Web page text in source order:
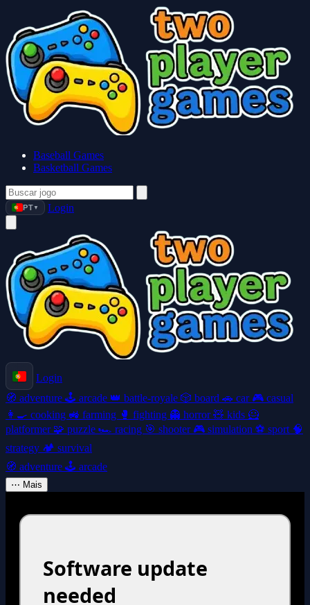
Baseball Games
Basketball Games
PT ▼ Login
Login
🧭 adventure 🕹️ arcade 👑 battle-royale 🎲 board 🚗 car 🎮 casual
👩‍🍳 cooking 🚜 farming 🥊 fighting 👻 horror🧸 kids 🦸
platformer 🧩 puzzle 🏎️ racing 🎯 shooter 🎮 simulation ⚽ sport 🧠
strategy 🏕️ survival
🧭 adventure 🕹️ arcade
⋯ Mais